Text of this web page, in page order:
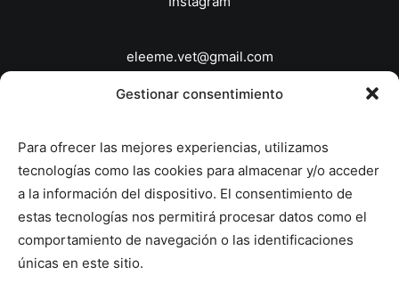
Gestionar consentimiento
Para ofrecer las mejores experiencias, utilizamos
tecnologías como las cookies para almacenar y/o acceder
a la información del dispositivo. El consentimiento de
estas tecnologías nos permitirá procesar datos como el
comportamiento de navegación o las identificaciones
únicas en este sitio.
Veterinaria.All rights reserved
Política de Privacidad
Política de Cookies
eleeme.vet@gmail.com